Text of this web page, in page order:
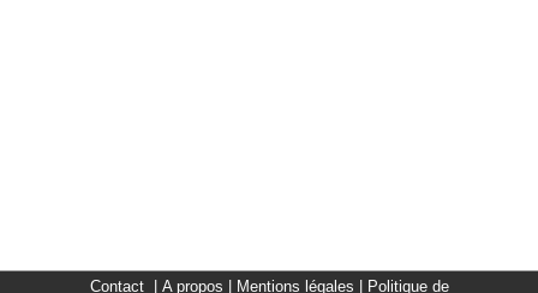
Contact| A propos | Mentions légales | Politique de